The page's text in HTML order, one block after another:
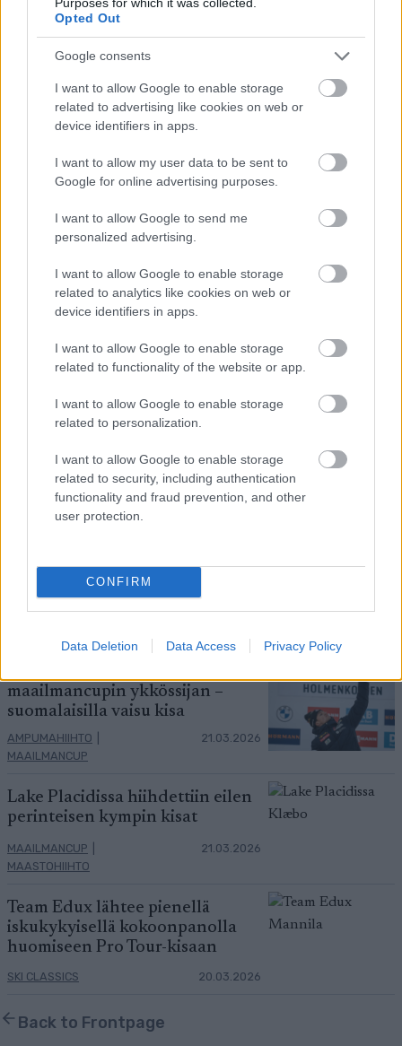
Opted Out
Google consents
I want to allow Google to enable storage
related to advertising like cookies on web or
device identifiers in apps.
I want to allow my user data to be sent to
Google for online advertising purposes.
I want to allow Google to send me
personalized advertising.
I want to allow Google to enable storage
related to analytics like cookies on web or
device identifiers in apps.
I want to allow Google to enable storage
related to functionality of the website or app.
I want to allow Google to enable storage
related to personalization.
I want to allow Google to enable storage
related to security, including authentication
functionality and fraud prevention, and other
user protection.
CONFIRM
Data Deletion Data Access Privacy Policy
LUETUIMMAT
LISÄÄ ARTIKKELEITA
Sprintit hiihdettiin eilen Lake
finaaleihin
MAAILMANCUP | MAASTOHIIHTO
Marcialonga Bodøssä – Kati
Roivas kauden parhaaseen
tulokseen
maailmancupin ykkössijan –
suomalaisilla vaisu kisa
AMPUMAHIIHTO
MAAILMANCUP
21.03.2026
Lake Placidissa hiihdettiin eilen
perinteisen kympin kisat
MAAILMANCUP
MAASTOHIIHTO
21.03.2026
Team Edux lähtee pienellä
iskukykyisellä kokoonpanolla
huomiseen Pro Tour-kisaan
SKI CLASSICS 20.03.2026
Back to Frontpage